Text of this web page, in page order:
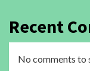
Recent
No comments to